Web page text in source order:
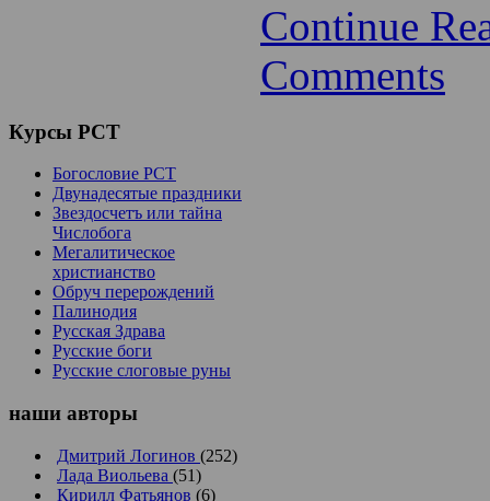
Continue
Comments
Курсы РСТ
Богословие РСТ
Двунадесятые праздники
Звездосчетъ или тайна
Числобога
Мегалитическое
христианство
Обруч перерождений
Палинодия
Русская Здрава
Русские боги
Русские слоговые руны
наши авторы
Дмитрий Логинов (252)
Лада Виольева (51)
Кирилл Фатьянов (6)